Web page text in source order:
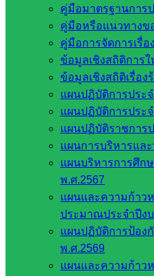
คู่มือมาตรฐานการ
คู่มือหรือแนวทางข
คู่มือการจัดการเรื่อ
ข้อมูลเชิงสถิติการใ
ข้อมูลเชิงสถิติเรื่อง
แผนปฏิบัติการประ
แผนปฏิบัติการประ
แผนปฏิบัติราชการ
แผนการบริหารแล
แผนบริหารการศึก
พ.ศ.2567
แผนและความก้าว
ประมาณประจำปีง
แผนปฏิบัติการป้อง
พ.ศ.2569
แผนและความก้าว